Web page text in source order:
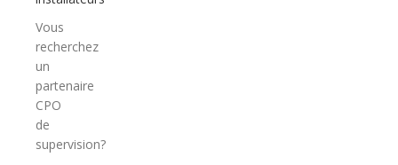
Vous
recherchez
un
partenaire
CPO
de
supervision?